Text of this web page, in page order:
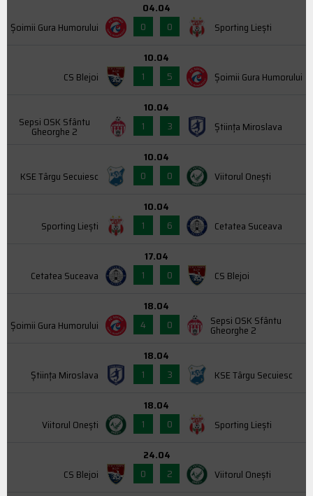
Şoimii Gura Humorului
04.04
0
0 Sporting Liești
CS Blejoi
10.04
1
5 Şoimii Gura Humorului
Sepsi OSK Sfântu
Gheorghe 2
10.04
1
3 Știința Miroslava
KSE Târgu Secuiesc
10.04
0
0 Viitorul Onești
Sporting Liești
10.04
1
6 Cetatea Suceava
Cetatea Suceava
17.04
1
0 CS Blejoi
Şoimii Gura Humorului
18.04
4
0 Sepsi OSK Sfântu
Gheorghe 2
Știința Miroslava
18.04
1
3 KSE Târgu Secuiesc
Viitorul Onești
18.04
1
0 Sporting Liești
CS Blejoi
24.04
0
2 Viitorul Onești